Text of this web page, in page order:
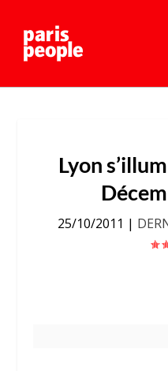
Lyon
25/10/2011 |